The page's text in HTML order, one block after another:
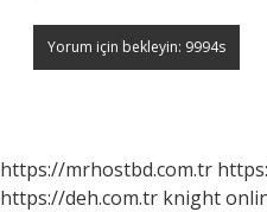
https://mrhostbd.com.tr
https://deh.com.tr knight